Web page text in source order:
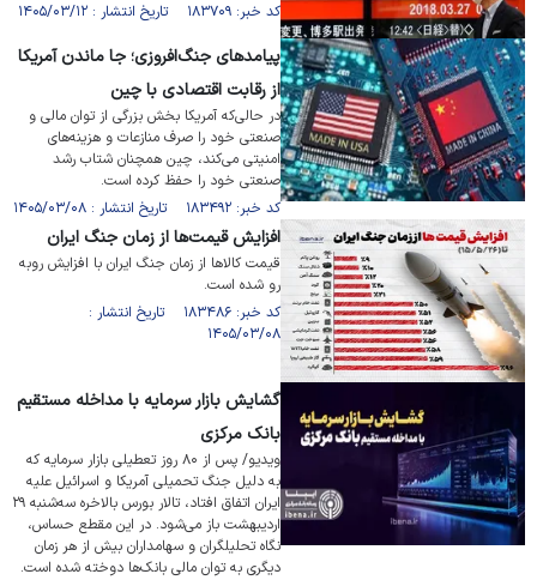
کد خبر: ۱۸۳۷۰۹ تاریخ انتشار : ۱۴۰۵/۰۳/۱۲
پیامد‌های جنگ‌افروزی؛ جا ماندن آمریکا
از رقابت اقتصادی با چین
در حالی‌که آمریکا بخش بزرگی از توان مالی و
صنعتی خود را صرف منازعات و هزینه‌های
امنیتی می‌کند، چین همچنان شتاب رشد
صنعتی خود را حفظ کرده است.
کد خبر: ۱۸۳۴۹۲ تاریخ انتشار : ۱۴۰۵/۰۳/۰۸
افزایش قیمت‌ها از زمان جنگ ایران
قیمت کالا‌ها از زمان جنگ ایران با افزایش روبه
رو شده است.
کد خبر: ۱۸۳۴۸۶ تاریخ انتشار :
۱۴۰۵/۰۳/۰۸
گشایش بازار سرمایه با مداخله مستقیم
بانک مرکزی
ویدیو/ پس از ۸۰ روز تعطیلی بازار سرمایه که
به دلیل جنگ تحمیلی آمریکا و اسرائیل علیه
ایران اتفاق افتاد، تالار بورس بالاخره سه‌شنبه ۲۹
اردیبهشت باز می‌شود. در این مقطع حساس،
نگاه تحلیلگران و سهامداران بیش از هر زمان
دیگری به توان مالی بانک‌ها دوخته شده است.